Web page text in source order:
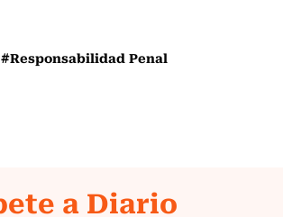
#Responsabilidad Penal